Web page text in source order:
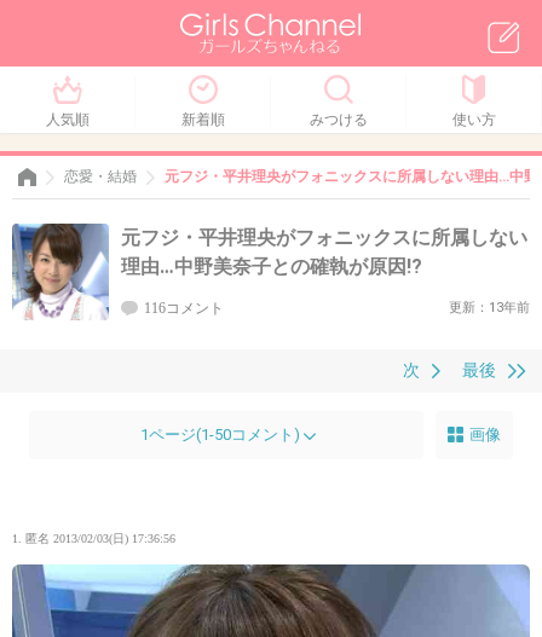
人気順 新着順 みつける 使い方
恋愛・結婚 元フジ・平井理央がフォニックスに所属しない理由…中
元フジ・平井理央がフォニックスに所属しない
理由…中野美奈子との確執が原因!?
116コメント 更新：13年前
最後
次
1ページ(1-50コメント) 画像
1. 匿名 2013/02/03(日) 17:36:56